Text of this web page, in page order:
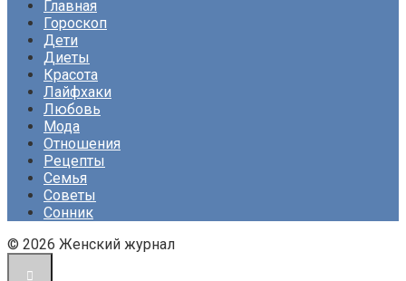
Главная
Гороскоп
Дети
Диеты
Красота
Лайфхаки
Любовь
Мода
Отношения
Рецепты
Семья
Советы
Сонник
© 2026 Женский журнал